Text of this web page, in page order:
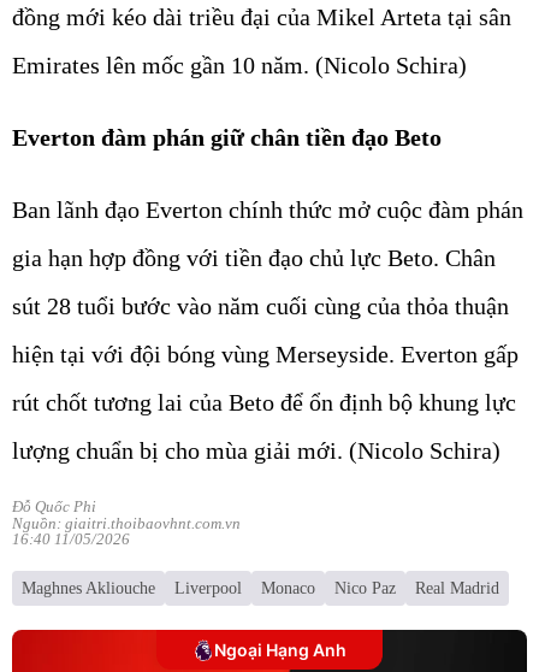
đồng mới kéo dài triều đại của Mikel Arteta tại sân
Emirates lên mốc gần 10 năm. (Nicolo Schira)
Everton đàm phán giữ chân tiền đạo Beto
Ban lãnh đạo Everton chính thức mở cuộc đàm phán
gia hạn hợp đồng với tiền đạo chủ lực Beto. Chân
sút 28 tuổi bước vào năm cuối cùng của thỏa thuận
hiện tại với đội bóng vùng Merseyside. Everton gấp
rút chốt tương lai của Beto để ổn định bộ khung lực
lượng chuẩn bị cho mùa giải mới. (Nicolo Schira)
Đỗ Quốc Phi
Nguồn: giaitri.thoibaovhnt.com.vn
16:40 11/05/2026
Maghnes Akliouche Liverpool Monaco Nico Paz Real Madrid
Ngoại Hạng Anh